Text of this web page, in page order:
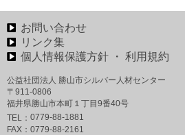
お問い合わせ
リンク集
個人情報保護方針 ・ 利用規約
公益社団法人 勝山市シルバー人材センター
〒911-0806
福井県勝山市本町１丁目9番40号
TEL： 0779-88-1881
FAX： 0779-88-2161